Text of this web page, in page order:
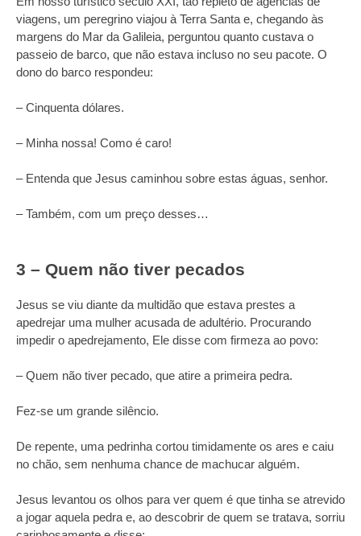
viagens, um peregrino viajou à Terra Santa e, chegando às
margens do Mar da Galileia, perguntou quanto custava o
passeio de barco, que não estava incluso no seu pacote. O
dono do barco respondeu:
– Cinquenta dólares.
– Minha nossa! Como é caro!
– Entenda que Jesus caminhou sobre estas águas, senhor.
– Também, com um preço desses…
3 – Quem não tiver pecados
Jesus se viu diante da multidão que estava prestes a
apedrejar uma mulher acusada de adultério. Procurando
impedir o apedrejamento, Ele disse com firmeza ao povo:
– Quem não tiver pecado, que atire a primeira pedra.
Fez-se um grande silêncio.
De repente, uma pedrinha cortou timidamente os ares e caiu
no chão, sem nenhuma chance de machucar alguém.
Jesus levantou os olhos para ver quem é que tinha se atrevido
a jogar aquela pedra e, ao descobrir de quem se tratava, sorriu